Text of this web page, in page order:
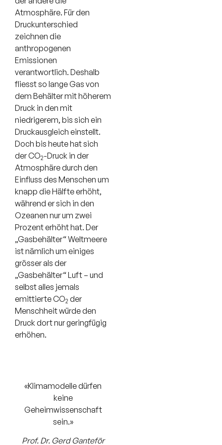
Atmosphäre. Für den
Druckunterschied
zeichnen die
anthropogenen
Emissionen
verantwortlich. Deshalb
fliesst so lange Gas von
dem Behälter mit höherem
Druck in den mit
niedrigerem, bis sich ein
Druckausgleich einstellt.
Doch bis heute hat sich
der CO2-Druck in der
Atmosphäre durch den
Einfluss des Menschen um
knapp die Hälfte erhöht,
während er sich in den
Ozeanen nur um zwei
Prozent erhöht hat. Der
„Gasbehälter“ Weltmeere
ist nämlich um einiges
grösser als der
„Gasbehälter“ Luft – und
selbst alles jemals
emittierte CO2 der
Menschheit würde den
Druck dort nur geringfügig
erhöhen.
«Klimamodelle dürfen
keine
Geheimwissenschaft
sein.»
Prof. Dr. Gerd Ganteför